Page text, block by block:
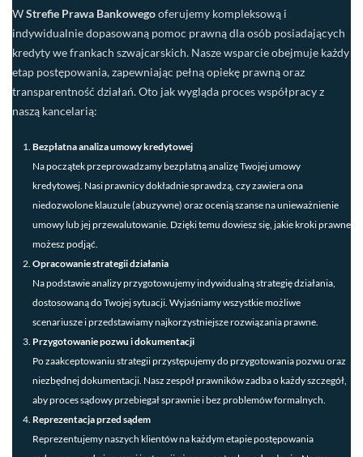
WStrefie Prawa Bankowegooferujemy kompleksową i
indywidualnie dopasowaną pomoc prawną dla osób posiadających
kredyty we frankach szwajcarskich. Nasze wsparcie obejmuje każdy
etap postępowania, zapewniając pełną opiekę prawną oraz
transparentność działań. Oto jak wygląda proces współpracy z
naszą kancelarią:
Bezpłatna analiza umowy kredytowej
Na początek przeprowadzamy bezpłatną analizę Twojej umowy
kredytowej. Nasi prawnicy dokładnie sprawdzą, czy zawiera ona
niedozwolone klauzule (abuzywne) oraz ocenią szanse na unieważnienie
umowy lub jej przewalutowanie. Dzięki temu dowiesz się, jakie kroki prawne
możesz podjąć.
Opracowanie strategii działania
Na podstawie analizy przygotowujemy indywidualną strategię działania,
dostosowaną do Twojej sytuacji. Wyjaśniamy wszystkie możliwe
scenariusze i przedstawiamy najkorzystniejsze rozwiązania prawne.
Przygotowanie pozwu i dokumentacji
Po zaakceptowaniu strategii przystępujemy do przygotowania pozwu oraz
niezbędnej dokumentacji. Nasz zespół prawników zadba o każdy szczegół,
aby proces sądowy przebiegał sprawnie i bez problemów formalnych.
Reprezentacja przed sądem
Reprezentujemy naszych klientów na każdym etapie postępowania